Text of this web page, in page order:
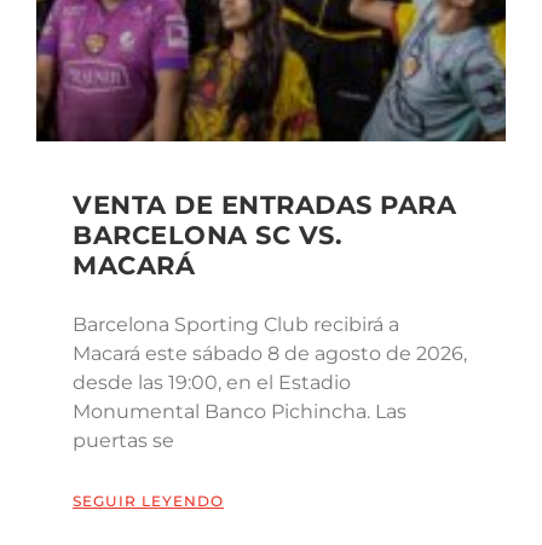
VENTA DE ENTRADAS PARA
BARCELONA SC VS.
MACARÁ
Barcelona Sporting Club recibirá a
Macará este sábado 8 de agosto de 2026,
desde las 19:00, en el Estadio
Monumental Banco Pichincha. Las
puertas se
SEGUIR LEYENDO